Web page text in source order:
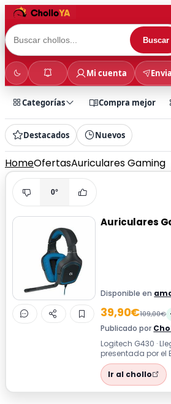
Buscar
Mi cuenta
Categorías Compra mejor
Destacados Nuevos
HomeOfertasAuriculares Gaming
0°
Auriculares
Disponible en
39,90€109,00€
Publicado por
Logitech G430 ·
presentada por el
disfrutar de una
Ir al chollo